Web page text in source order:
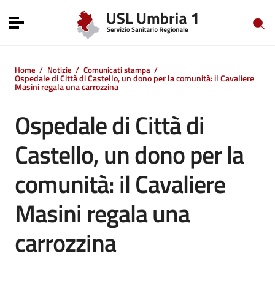
Vai al menu di navigazione
Toggle navigation
Home / Notizie / Comunicati stampa /
Ospedale di Città di Castello, un dono per la comunità: il Cavaliere
Masini regala una carrozzina
Ospedale di Città di
Castello, un dono per la
comunità: il Cavaliere
Masini regala una
carrozzina